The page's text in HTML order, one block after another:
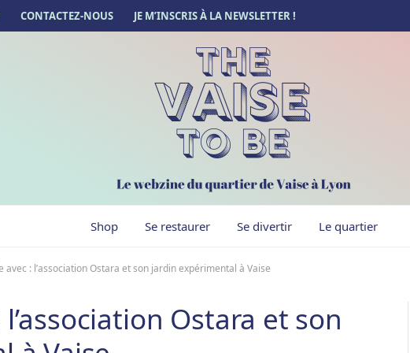
CONTACTEZ-NOUS JE M’INSCRIS À LA NEWSLETTER !
Shop Se restaurer Se divertir Le quartier
avec : l’association Ostara et son jardin expérimental à Vaise
Ostara et son